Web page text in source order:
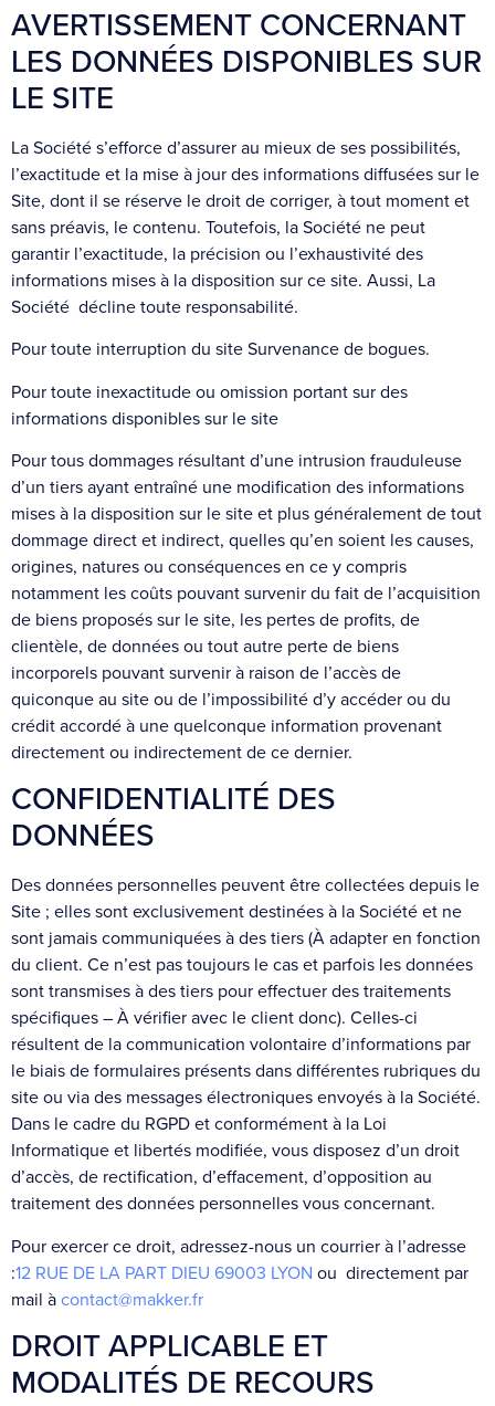
AVERTISSEMENT CONCERNANT
LES DONNÉES DISPONIBLES SUR
LE SITE
La Société s’efforce d’assurer au mieux de ses possibilités,
l’exactitude et la mise à jour des informations diffusées sur le
Site, dont il se réserve le droit de corriger, à tout moment et
sans préavis, le contenu. Toutefois, la Société ne peut
garantir l’exactitude, la précision ou l’exhaustivité des
informations mises à la disposition sur ce site. Aussi, La
Société décline toute responsabilité.
Pour toute interruption du site Survenance de bogues.
Pour toute inexactitude ou omission portant sur des
informations disponibles sur le site
Pour tous dommages résultant d’une intrusion frauduleuse
d’un tiers ayant entraîné une modification des informations
mises à la disposition sur le site et plus généralement de tout
dommage direct et indirect, quelles qu’en soient les causes,
origines, natures ou conséquences en ce y compris
notamment les coûts pouvant survenir du fait de l’acquisition
de biens proposés sur le site, les pertes de profits, de
clientèle, de données ou tout autre perte de biens
incorporels pouvant survenir à raison de l’accès de
quiconque au site ou de l’impossibilité d’y accéder ou du
crédit accordé à une quelconque information provenant
directement ou indirectement de ce dernier.
CONFIDENTIALITÉ DES
DONNÉES
Des données personnelles peuvent être collectées depuis le
Site ; elles sont exclusivement destinées à la Société et ne
sont jamais communiquées à des tiers (À adapter en fonction
du client. Ce n’est pas toujours le cas et parfois les données
sont transmises à des tiers pour effectuer des traitements
spécifiques – À vérifier avec le client donc). Celles-ci
résultent de la communication volontaire d’informations par
le biais de formulaires présents dans différentes rubriques du
site ou via des messages électroniques envoyés à la Société.
Dans le cadre du RGPD et conformément à la Loi
Informatique et libertés modifiée, vous disposez d’un droit
d’accès, de rectification, d’effacement, d’opposition au
traitement des données personnelles vous concernant.
Pour exercer ce droit, adressez-nous un courrier à l’adresse
:12 RUE DE LA PART DIEU 69003 LYON ou directement par
mail àcontact@makker.fr
DROIT APPLICABLE ET
MODALITÉS DE RECOURS